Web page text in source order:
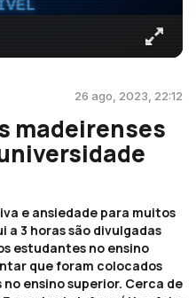
26 ago, 2023, 22:12
madeirenses
e ansiedade para muitos
a 3 horas são divulgadas
estudantes no ensino
que foram colocados
ensino superior. Cerca de